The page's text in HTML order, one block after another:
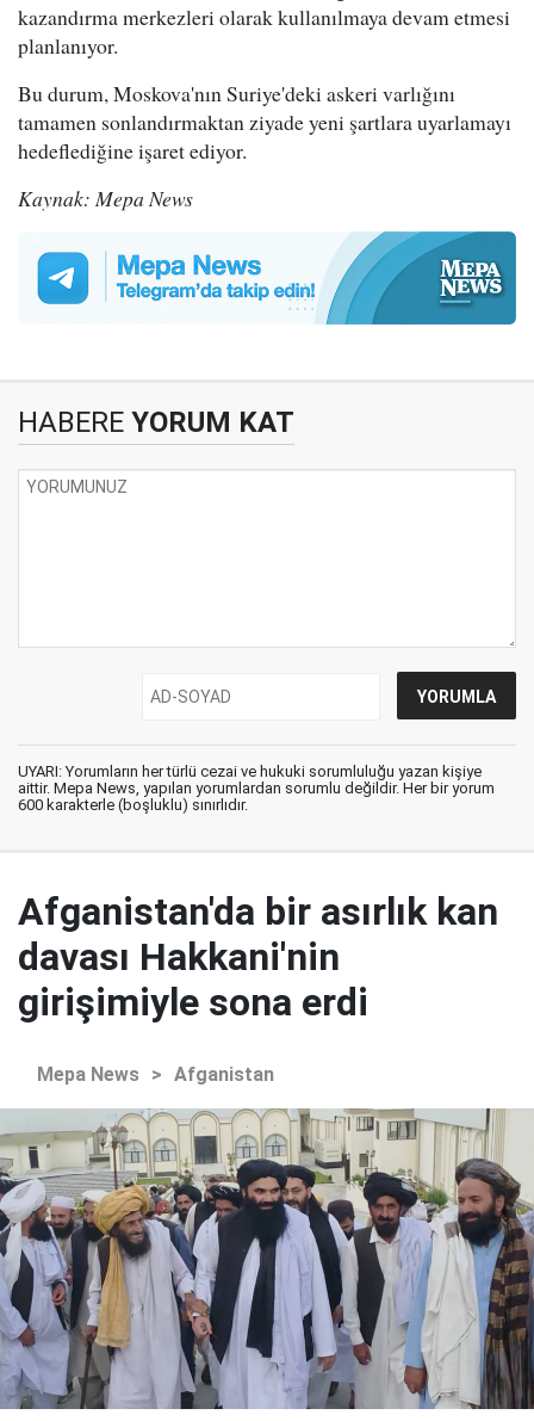
kazandırma merkezleri olarak kullanılmaya devam etmesi
planlanıyor.
Bu durum, Moskova'nın Suriye'deki askeri varlığını
tamamen sonlandırmaktan ziyade yeni şartlara uyarlamayı
hedeflediğine işaret ediyor.
Kaynak: Mepa News
HABERE YORUM KAT
UYARI: Yorumların her türlü cezai ve hukuki sorumluluğu yazan kişiye
aittir. Mepa News, yapılan yorumlardan sorumlu değildir. Her bir yorum
600 karakterle (boşluklu) sınırlıdır.
Afganistan'da bir asırlık kan
davası Hakkani'nin
girişimiyle sona erdi
Mepa News > Afganistan